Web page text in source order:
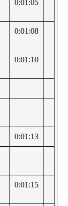
0:01:05
0:01:08
0:01:10
0:01:13
0:01:15